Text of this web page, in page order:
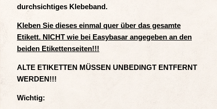
durchsichtiges Klebeband.
Kleben Sie dieses einmal quer über das gesamte
Etikett. NICHT wie bei Easybasar angegeben an den
beiden Etikettenseiten!!!
ALTE ETIKETTEN MÜSSEN UNBEDINGT ENTFERNT
WERDEN!!!
Wichtig: